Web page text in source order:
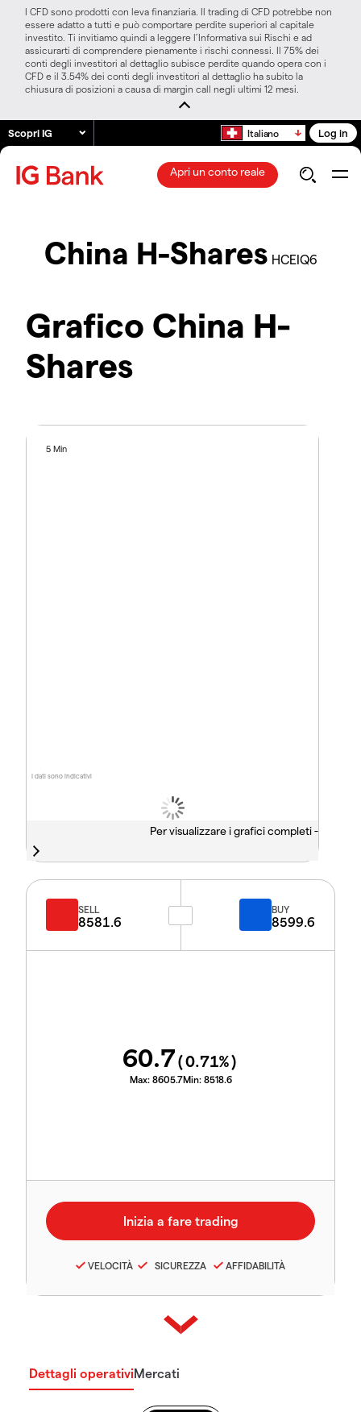
I CFD sono prodotti con leva finanziaria. Il trading di CFD potrebbe non
essere adatto a tutti e può comportare perdite superiori al capitale
investito. Ti invitiamo quindi a leggere l’Informativa sui Rischi e ad
assicurarti di comprendere pienamente i rischi connessi. Il 75% dei
conti degli investitori al dettaglio subisce perdite quando opera con i
CFD e il 3.54% dei conti degli investitori al dettaglio ha subito la
chiusura di posizioni a causa di margin call negli ultimi 12 mesi.
Scopri IG Italiano Log in
Apri un conto reale
China H-Shares HCEIQ6
Grafico China H-
Shares
I dati sono indicativi
5 Min
Per visualizzare i grafici completi -
SELL
8581.6
BUY
8599.6
60.7(0.71%)
Max: 8605.7Min: 8518.6
VELOCITÀ SICUREZZA AFFIDABILITÀ
Dettagli operativiMercati